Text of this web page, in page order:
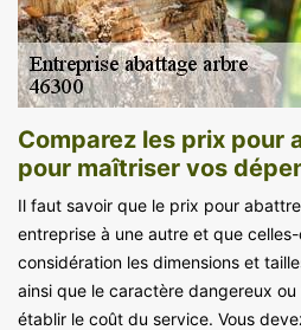
Comparez les prix pour
pour maîtriser vos
Il faut savoir que le prix pour
entreprise à une autre et que
considération les dimensions et
ainsi que le caractère dangereux ou
établir le coût du service. Vous